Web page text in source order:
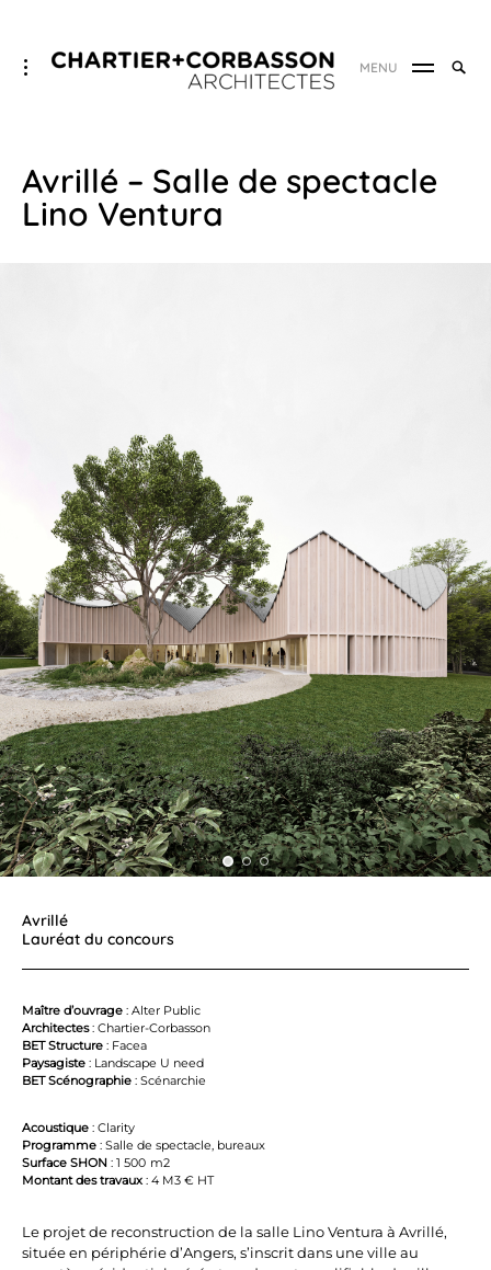
Skip
to
CHARTIER+CORBASSON
ARCHITECTES
toggle
MENU
Avrillé – Salle de spectacle
Lino Ventura
Avrillé
Lauréat du concours
Maître d’ouvrage : Alter Public
Architectes: Chartier-Corbasson
BET Structure : Facea
Paysagiste : Landscape U need
BET Scénographie : Scénarchie
Acoustique : Clarity
Programme : Salle de spectacle, bureaux
Surface SHON : 1 500 m2
Montant des travaux : 4 M3 € HT
Le projet de reconstruction de la salle Lino Ventura à Avrillé,
située en périphérie d’Angers, s’inscrit dans une ville au